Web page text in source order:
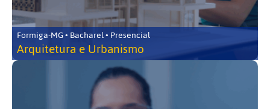
Formiga-MG • Bacharel • Presencial
Arquitetura e Urbanismo